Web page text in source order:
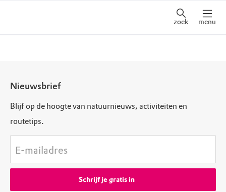
zoek menu
Nieuwsbrief
Blijf op de hoogte van natuurnieuws, activiteiten en
routetips.
E-mailadres
Schrijf je gratis in